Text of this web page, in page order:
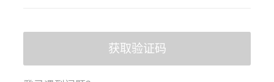
获取验证码